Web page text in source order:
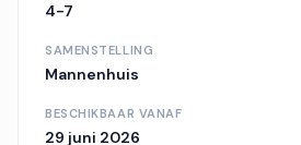
4-7
SAMENSTELLING
Mannenhuis
BESCHIKBAAR VANAF
29 juni 2026